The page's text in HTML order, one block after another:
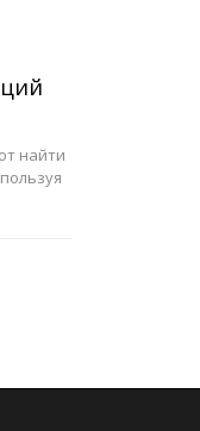
найти